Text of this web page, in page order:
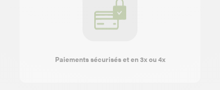
Paiements sécurisés et en 3x ou 4x